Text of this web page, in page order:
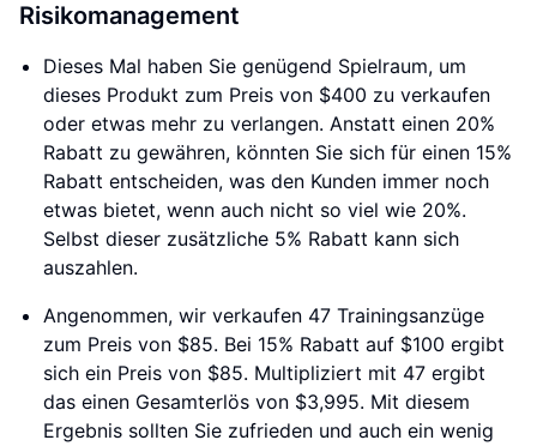
Risikomanagement
Dieses Mal haben Sie genügend Spielraum, um
dieses Produkt zum Preis von $400 zu verkaufen
oder etwas mehr zu verlangen. Anstatt einen 20%
Rabatt zu gewähren, könnten Sie sich für einen 15%
Rabatt entscheiden, was den Kunden immer noch
etwas bietet, wenn auch nicht so viel wie 20%.
Selbst dieser zusätzliche 5% Rabatt kann sich
auszahlen.
Angenommen, wir verkaufen 47 Trainingsanzüge
zum Preis von $85. Bei 15% Rabatt auf $100 ergibt
sich ein Preis von $85. Multipliziert mit 47 ergibt
das einen Gesamterlös von $3,995. Mit diesem
Ergebnis sollten Sie zufrieden und auch ein wenig